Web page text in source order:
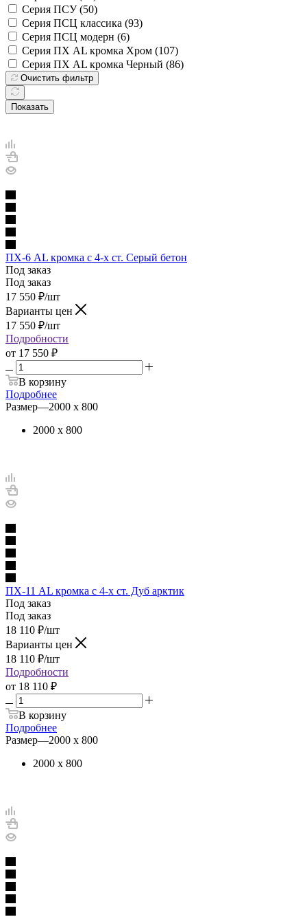
Серия ПСУ (50)
Серия ПСЦ классика (93)
Серия ПСЦ модерн (6)
Серия ПХ AL кромка Хром (107)
Серия ПХ AL кромка Черный (86)
Очистить фильтр
Показать
ПХ-6 AL кромка с 4-х ст. Серый бетон
Под заказ
Под заказ
17 550 ₽/шт
Варианты цен
17 550 ₽/шт
Подробности
от 17 550 ₽
В корзину
Подробнее
Размер—2000 х 800
2000 х 800
ПХ-11 AL кромка с 4-х ст. Дуб арктик
Под заказ
Под заказ
18 110 ₽/шт
Варианты цен
18 110 ₽/шт
Подробности
от 18 110 ₽
В корзину
Подробнее
Размер—2000 х 800
2000 х 800